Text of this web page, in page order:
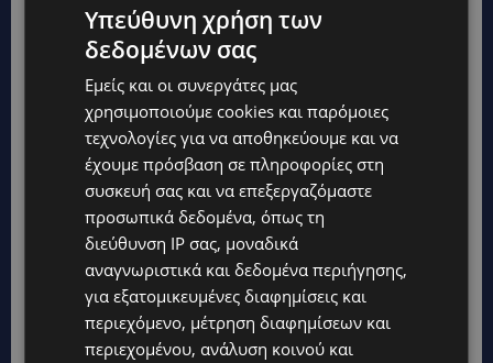
Υπεύθυνη χρήση των
δεδομένων σας
Εμείς και οι συνεργάτες μας
χρησιμοποιούμε cookies και παρόμοιες
τεχνολογίες για να αποθηκεύουμε και να
έχουμε πρόσβαση σε πληροφορίες στη
συσκευή σας και να επεξεργαζόμαστε
προσωπικά δεδομένα, όπως τη
διεύθυνση IP σας, μοναδικά
αναγνωριστικά και δεδομένα περιήγησης,
για εξατομικευμένες διαφημίσεις και
περιεχόμενο, μέτρηση διαφημίσεων και
περιεχομένου, ανάλυση κοινού και